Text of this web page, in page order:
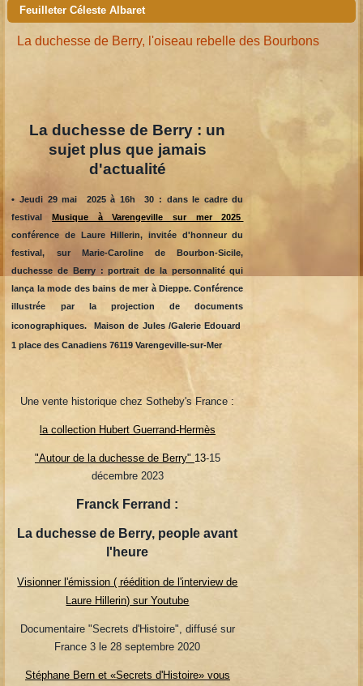
Feuilleter Céleste Albaret
La duchesse de Berry, l'oiseau rebelle des Bourbons
La duchesse de Berry : un
sujet plus que jamais
d'actualité
• Jeudi 29 mai 2025 à 16h 30 : dans le cadre du
festivalMusique à Varengeville sur mer 2025
conférence de Laure Hillerin, invitée d'honneur du
festival, sur Marie-Caroline de Bourbon-Sicile,
duchesse de Berry : portrait de la personnalité qui
lança la mode des bains de mer à Dieppe. Conférence
illustrée par la projection de documents
iconographiques.Maison de Jules /Galerie Edouard
1 place des Canadiens 76119 Varengeville-sur-Mer
Une vente historique chez Sotheby's France :
la collection Hubert Guerrand-Hermès
"Autour de la duchesse de Berry" 13-15
décembre 2023
Franck Ferrand :
La duchesse de Berry, people avant
l'heure
Visionner l'émission ( réédition de l'interview de
Laure Hillerin) sur Youtube
Documentaire "Secrets d'Histoire", diffusé sur
France 3 le 28 septembre 2020
Stéphane Bern et «Secrets d'Histoire» vous